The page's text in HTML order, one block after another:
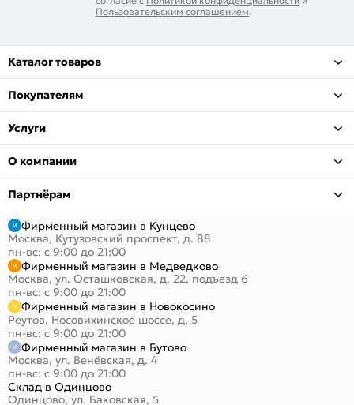
Пользовательским соглашением.
Каталог товаров
Покупателям
Услуги
О компании
Партнёрам
Фирменный магазин в Кунцево
Москва, Кутузовский проспект, д. 88
пн-вс: с 9:00 до 21:00
Фирменный магазин в Медведково
Москва, ул. Осташковская, д. 22, подъезд 6
пн-вс: с 9:00 до 21:00
Фирменный магазин в Новокосино
Реутов, Носовихинское шоссе, д. 5
пн-вс: с 9:00 до 21:00
Фирменный магазин в Бутово
Москва, ул. Венёвская, д. 4
пн-вс: с 9:00 до 21:00
Склад в Одинцово
Одинцово, ул. Баковская, 5